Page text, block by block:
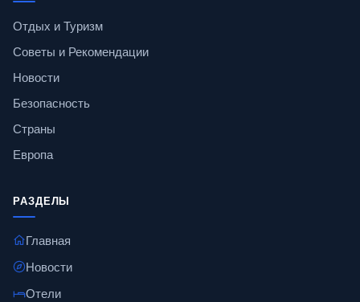
Отдых и Туризм
Советы и Рекомендации
Новости
Безопасность
Страны
Европа
РАЗДЕЛЫ
Главная
Новости
Отели